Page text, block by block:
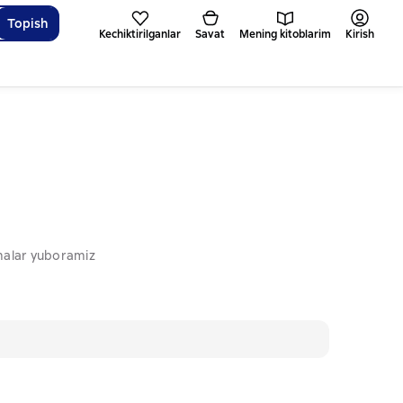
Topish
Kechiktirilganlar Savat Mening kitoblarim Kirish
yuboramiz